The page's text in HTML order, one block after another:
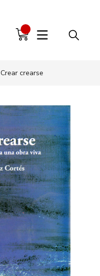
Crear crearse